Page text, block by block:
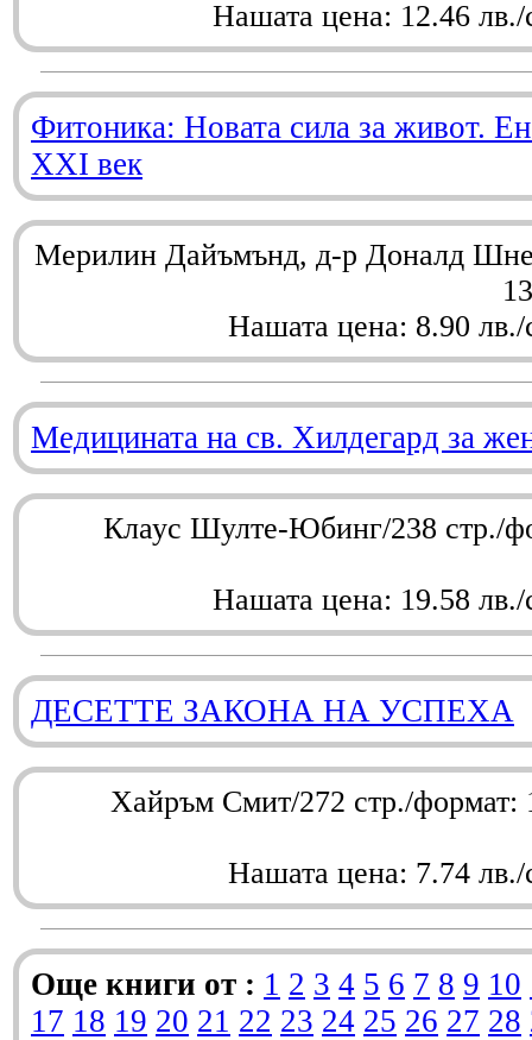
Нашата цена: 12.46 лв./
Фитоника: Новата сила за живот.
XXI век
Мерилин Дайъмънд, д-р Доналд
Нашата цена: 8.90 лв./
Медицината на св. Хилдегард за
Клаус Шулте-Юбинг/238 стр./
Нашата цена: 19.58 лв./
ДЕСЕТТЕ ЗАКОНА НА УСПЕХА
Хайръм Смит/272 стр./
Нашата цена: 7.74 лв./
Още книги от : 1 2 3 4 5 6 7 8 9 10
17 18 19 20 21 22 23 24 25 26 27 28